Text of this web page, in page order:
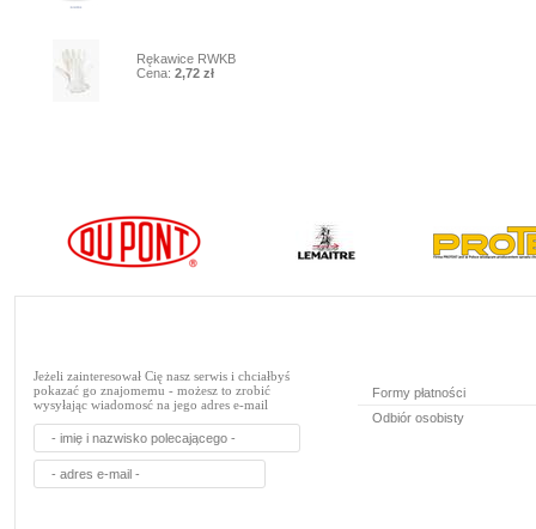
Rękawice RWKB
Cena: 2,72 zł
Jeżeli zainteresował Cię nasz serwis i chciałbyś
pokazać go znajomemu - możesz to zrobić
wysyłając wiadomosć na jego adres e-mail
Formy płatności
Odbiór osobisty